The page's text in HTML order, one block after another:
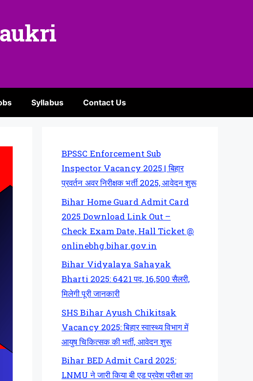
Syllabus Contact Us
BPSSC Enforcement Sub
Inspector Vacancy 2025 | बिहार
प्रवर्तन अवर निरीक्षक भर्ती 2025, आवेदन शुरू
Bihar Home Guard Admit Card
2025 Download Link Out –
Check Exam Date, Hall Ticket @
onlinebhg.bihar.gov.in
Bihar Vidyalaya Sahayak
Bharti 2025: 6421 पद, 16,500 सैलरी,
मिलेगी पूरी जानकारी
SHS Bihar Ayush Chikitsak
Vacancy 2025: बिहार स्वास्थ्य विभाग में
आयुष चिकित्सक की भर्ती, आवेदन शुरू
Bihar BED Admit Card 2025:
LNMU ने जारी किया बी एड प्रवेश परीक्षा का